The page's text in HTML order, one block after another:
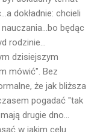
dokładnie: chcieli
będąc
rodzinie...
dzisiejszym
mówić". Bez
że jak bliższa
pogadać "tak
drugie dno...